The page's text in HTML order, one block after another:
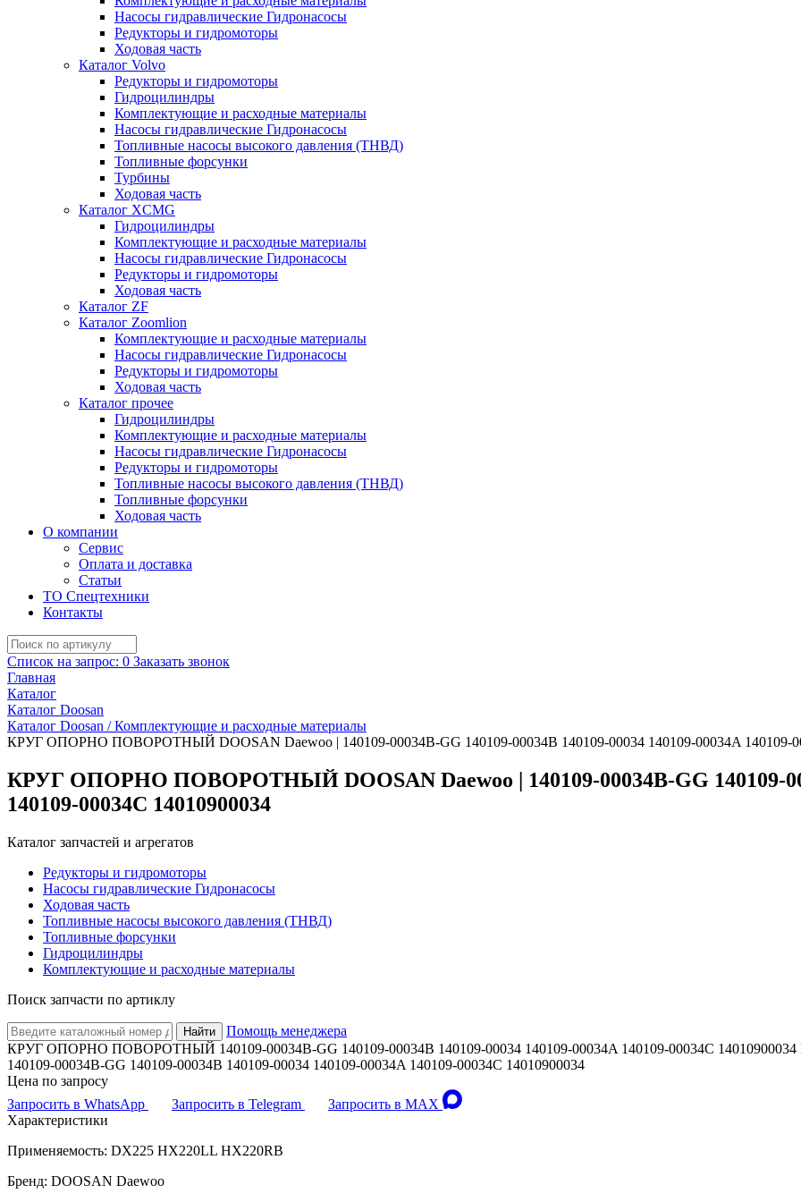
Насосы гидравлические Гидронасосы
Редукторы и гидромоторы
Ходовая часть
Каталог Volvo
Редукторы и гидромоторы
Гидроцилиндры
Комплектующие и расходные материалы
Насосы гидравлические Гидронасосы
Топливные насосы высокого давления (ТНВД)
Топливные форсунки
Турбины
Ходовая часть
Каталог XCMG
Гидроцилиндры
Комплектующие и расходные материалы
Насосы гидравлические Гидронасосы
Редукторы и гидромоторы
Ходовая часть
Каталог ZF
Каталог Zoomlion
Комплектующие и расходные материалы
Насосы гидравлические Гидронасосы
Редукторы и гидромоторы
Ходовая часть
Каталог прочее
Гидроцилиндры
Комплектующие и расходные материалы
Насосы гидравлические Гидронасосы
Редукторы и гидромоторы
Топливные насосы высокого давления (ТНВД)
Топливные форсунки
Ходовая часть
О компании
Сервис
Оплата и доставка
Статьи
ТО Спецтехники
Контакты
Список на запрос: 0 Заказать звонок
Главная
Каталог
Каталог Doosan
Каталог Doosan / Комплектующие и расходные материалы
КРУГ ОПОРНО ПОВОРОТНЫЙ DOOSAN Daewoo | 140109-00034B-GG 140109-00034B 140109-00034 140109-00034A 140109-
КРУГ ОПОРНО ПОВОРОТНЫЙ DOOSAN Daewoo | 140109-00034B-GG 140109-
140109-00034C 14010900034
Каталог запчастей и агрегатов
Редукторы и гидромоторы
Насосы гидравлические Гидронасосы
Ходовая часть
Топливные насосы высокого давления (ТНВД)
Топливные форсунки
Гидроцилиндры
Комплектующие и расходные материалы
Поиск запчасти по артиклу
Найти
Помощь менеджера
КРУГ ОПОРНО ПОВОРОТНЫЙ 140109-00034B-GG 140109-00034B 140109-00034 140109-00034A 140109-00034C
140109-00034B-GG 140109-00034B 140109-00034 140109-00034A 140109-00034C 14010900034
Цена по запросу
Запросить в WhatsApp
Запросить в Telegram
Запросить в MAX
Характеристики
Применяемость: DX225 HX220LL HX220RB
Бренд: DOOSAN Daewoo